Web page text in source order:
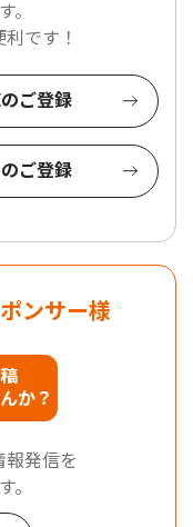
。
です！
ご登録
ご登録
ンサー様
か？
報発信を
。